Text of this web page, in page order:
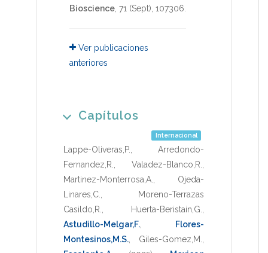
Bioscience 71 (Sept), 107306
Ver publicaciones
anteriores
Capítulos
Internacional
Lappe-Oliveras,P.
Arredondo-
Fernandez,R.
Valadez-Blanco,R.
Martinez-Monterrosa,A.
Ojeda-
Linares,C.
Moreno-Terrazas
Casildo,R.
Huerta-Beristain,G.
Astudillo-Melgar,F.
Flores-
Montesinos,M.S.
Giles-Gomez,M.